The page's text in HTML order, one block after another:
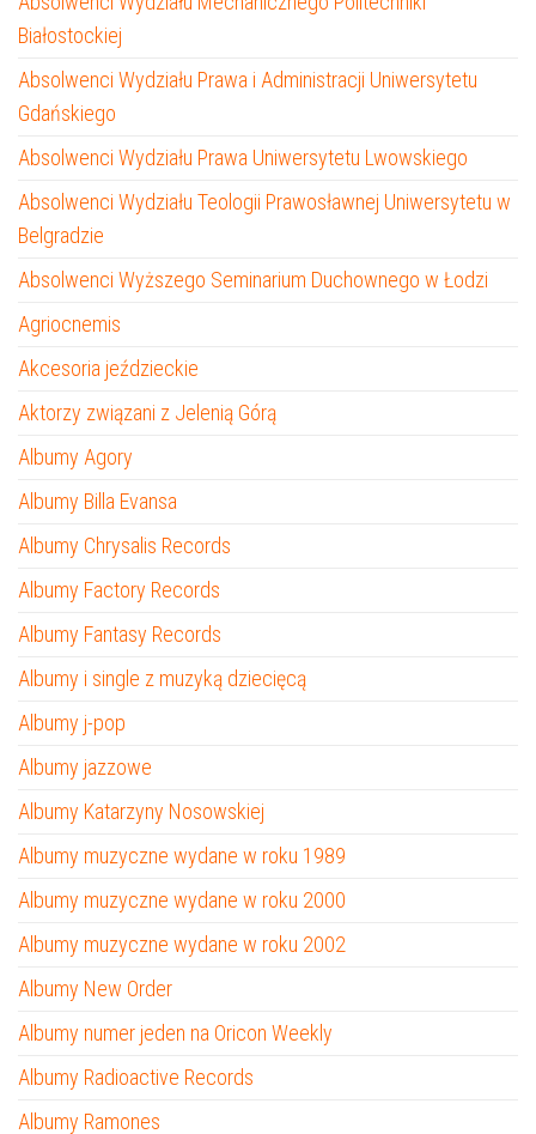
Białostockiej
Absolwenci Wydziału Prawa i Administracji Uniwersytetu
Gdańskiego
Absolwenci Wydziału Prawa Uniwersytetu Lwowskiego
Absolwenci Wydziału Teologii Prawosławnej Uniwersytetu w
Belgradzie
Absolwenci Wyższego Seminarium Duchownego w Łodzi
Agriocnemis
Akcesoria jeździeckie
Aktorzy związani z Jelenią Górą
Albumy Agory
Albumy Billa Evansa
Albumy Chrysalis Records
Albumy Factory Records
Albumy Fantasy Records
Albumy i single z muzyką dziecięcą
Albumy j-pop
Albumy jazzowe
Albumy Katarzyny Nosowskiej
Albumy muzyczne wydane w roku 1989
Albumy muzyczne wydane w roku 2000
Albumy muzyczne wydane w roku 2002
Albumy New Order
Albumy numer jeden na Oricon Weekly
Albumy Radioactive Records
Albumy Ramones